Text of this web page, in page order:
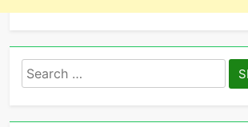
Search
for: